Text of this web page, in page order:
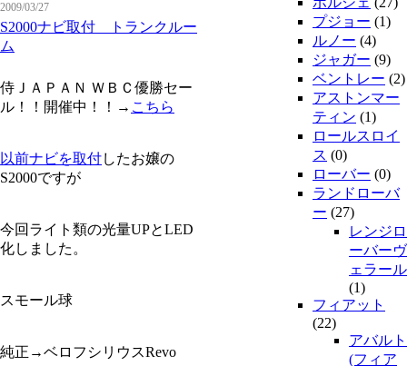
2009/03/27
S2000ナビ取付 トランクルー
ム
侍ＪＡＰＡＮ ＷＢＣ優勝セー
ル！！開催中！！→ こちら
以前ナビを取付したお嬢の
S2000ですが
今回ライト類の光量UPとLED
化しました。
スモール球
純正→ベロフシリウスRevo
プジョー (1)
ルノー (4)
ジャガー (9)
ベントレー (2)
アストンマー
ティン (1)
ロールスロイ
ス (0)
ローバー (0)
ランドローバ
ー (27)
レンジロ
ーバーヴ
ェラール
(1)
フィアット
(22)
アバルト
(フィア